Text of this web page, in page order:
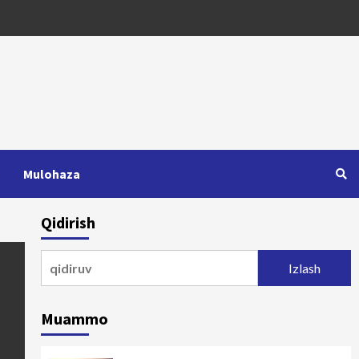
Mulohaza
Qidirish
Muammo